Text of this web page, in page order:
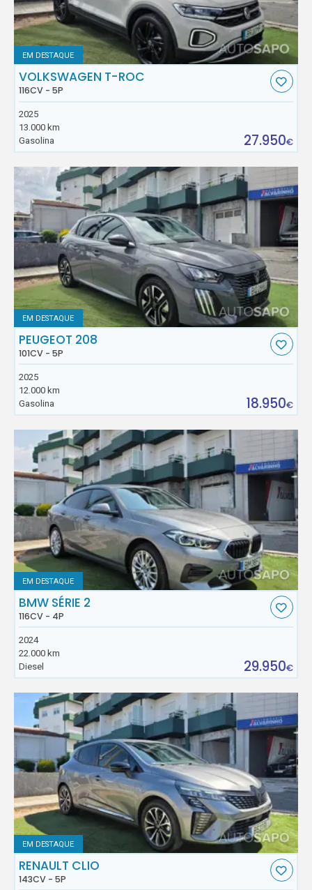
EM DESTAQUE
VOLKSWAGEN T-ROC
116CV - 5P
2025
13.000 km
Gasolina
27.950€
EM DESTAQUE
PEUGEOT 208
101CV - 5P
2025
12.000 km
Gasolina
18.950€
EM DESTAQUE
BMW SÉRIE 2
116CV - 4P
2024
22.000 km
Diesel
29.950€
EM DESTAQUE
RENAULT CLIO
143CV - 5P